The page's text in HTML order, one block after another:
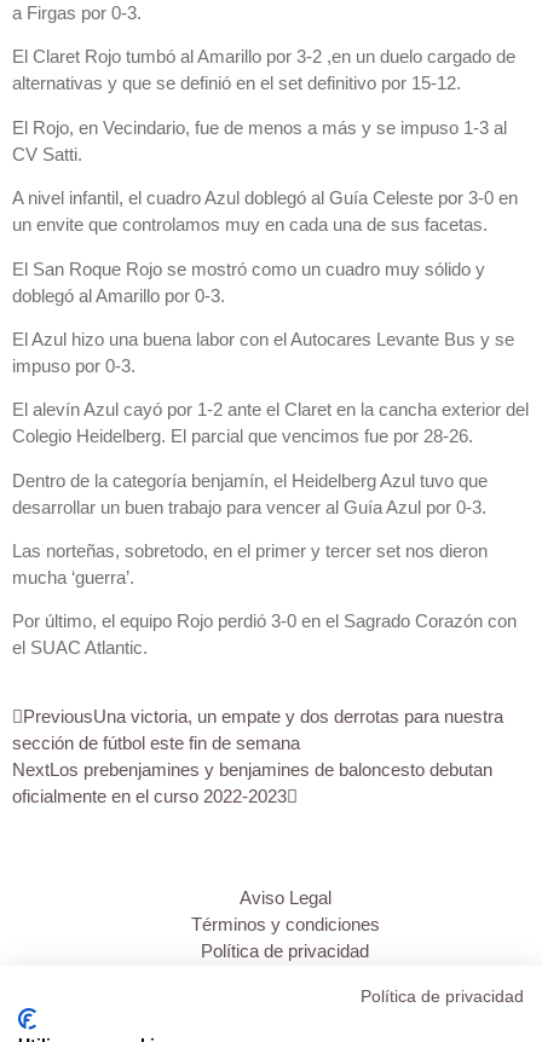
a Firgas por 0-3.
El Claret Rojo tumbó al Amarillo por 3-2 ,en un duelo cargado de
alternativas y que se definió en el set definitivo por 15-12.
El Rojo, en Vecindario, fue de menos a más y se impuso 1-3 al
CV Satti.
A nivel infantil, el cuadro Azul doblegó al Guía Celeste por 3-0 en
un envite que controlamos muy en cada una de sus facetas.
El San Roque Rojo se mostró como un cuadro muy sólido y
doblegó al Amarillo por 0-3.
El Azul hizo una buena labor con el Autocares Levante Bus y se
impuso por 0-3.
El alevín Azul cayó por 1-2 ante el Claret en la cancha exterior del
Colegio Heidelberg. El parcial que vencimos fue por 28-26.
Dentro de la categoría benjamín, el Heidelberg Azul tuvo que
desarrollar un buen trabajo para vencer al Guía Azul por 0-3.
Las norteñas, sobretodo, en el primer y tercer set nos dieron
mucha ‘guerra’.
Por último, el equipo Rojo perdió 3-0 en el Sagrado Corazón con
el SUAC Atlantic.
PreviousUna victoria, un empate y dos derrotas para nuestra
sección de fútbol este fin de semana
NextLos prebenjamines y benjamines de baloncesto debutan
oficialmente en el curso 2022-2023
Aviso Legal
Términos y condiciones
Política de privacidad
Política de privacidad